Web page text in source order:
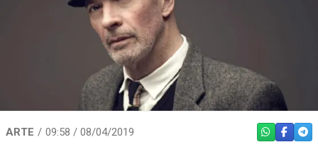
ARTE 09:58 / 08/04/2019 WHATSAPP